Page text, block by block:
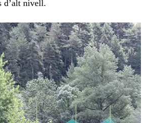
d’alt nivell.